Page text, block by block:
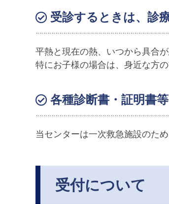
受診するときは、診
平熱と現在の熱、いつから具合
特にお子様の場合は、身近な方
各種診断書・証明書等
当センターは一次救急施設のた
受付について